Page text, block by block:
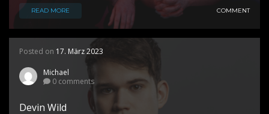
READ MORE COMMENT
Posted on 17. März 2023
Michael
0 comments
Devin Wild